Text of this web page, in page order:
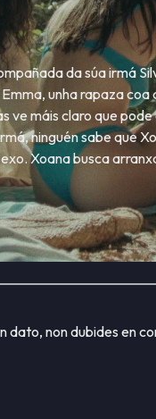
da súa irmá
unha rapaza coa
ve máis claro que
ninguén sabe que
Xoana busca
dato, non dubides en